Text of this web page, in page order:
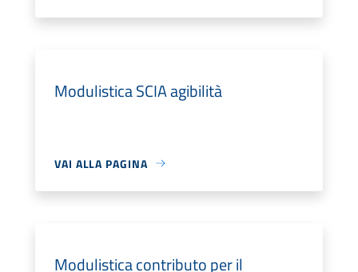
Modulistica SCIA agibilità
VAI ALLA PAGINA
Modulistica contributo per il